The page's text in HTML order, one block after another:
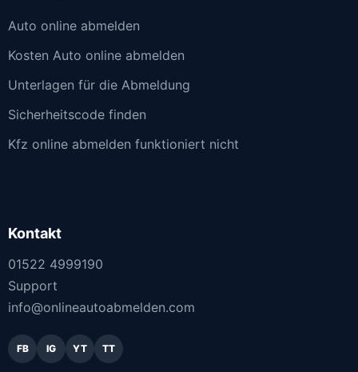
Auto online abmelden
Kosten Auto online abmelden
Unterlagen für die Abmeldung
Sicherheitscode finden
Kfz online abmelden funktioniert nicht
Kontakt
01522 4999190
Support
info@onlineautoabmelden.com
FB IG YT TT